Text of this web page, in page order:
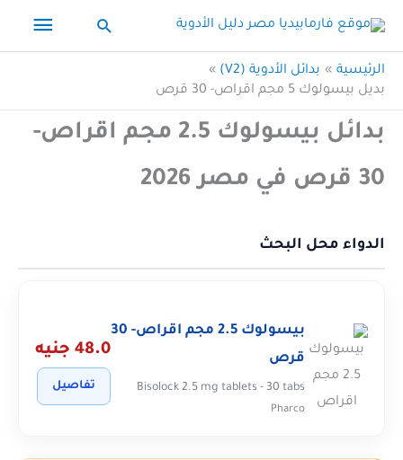
المحتوى
البحث
الرئيسية
بدائل الأدوية (V2)
بديل بيسولوك 5 مجم اقراص- 30 قرص
بدائل بيسولوك 2.5 مجم اقراص-
30 قرص في مصر 2026
الدواء محل البحث
بيسولوك 2.5 مجم اقراص- 30
قرص
Bisolock 2.5 mg tablets - 30 tabs
Pharco
48.0 جنيه
تفاصيل